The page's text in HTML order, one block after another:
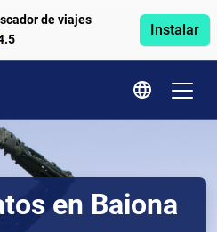
de viajes
Instalar
en Baiona